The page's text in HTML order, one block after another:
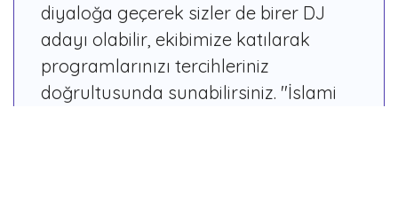
diyaloğa geçerek sizler de birer DJ
adayı olabilir, ekibimize katılarak
programlarınızı tercihleriniz
doğrultusunda sunabilirsiniz. ''İslami